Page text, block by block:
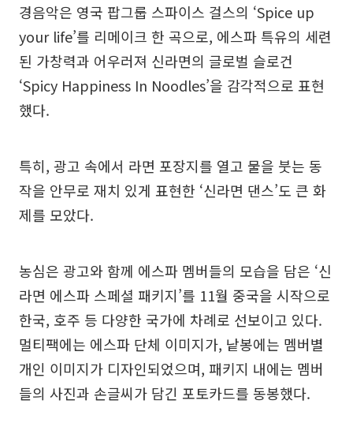
경음악은 영국 팝그룹 스파이스 걸스의 ‘Spice up
your life’를 리메이크 한 곡으로, 에스파 특유의 세련
된 가창력과 어우러져 신라면의 글로벌 슬로건
‘Spicy Happiness In Noodles’을 감각적으로 표현
했다.
특히, 광고 속에서 라면 포장지를 열고 물을 붓는 동
작을 안무로 재치 있게 표현한 ‘신라면 댄스’도 큰 화
제를 모았다.
농심은 광고와 함께 에스파 멤버들의 모습을 담은 ‘신
라면 에스파 스페셜 패키지’를 11월 중국을 시작으로
한국, 호주 등 다양한 국가에 차례로 선보이고 있다.
멀티팩에는 에스파 단체 이미지가, 낱봉에는 멤버별
개인 이미지가 디자인되었으며, 패키지 내에는 멤버
들의 사진과 손글씨가 담긴 포토카드를 동봉했다.